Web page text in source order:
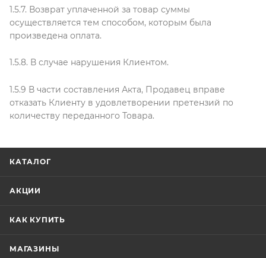
1.5.7. Возврат уплаченной за товар суммы
осуществляется тем способом, которым была
произведена оплата.
1.5.8. В случае нарушения Клиентом.
1.5.9 В части составления Акта, Продавец вправе
отказать Клиенту в удовлетворении претензий по
количеству переданного Товара.
КАТАЛОГ
АКЦИИ
КАК КУПИТЬ
МАГАЗИНЫ